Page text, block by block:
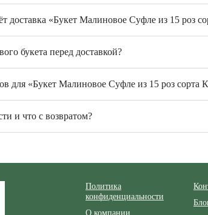
доставка «Букет Малиновое Суфле из 15 роз
букета перед доставкой?
для «Букет Малиновое Суфле из 15 роз сорта
и что с возвратом?
Политика
конфиденциальности
О компании